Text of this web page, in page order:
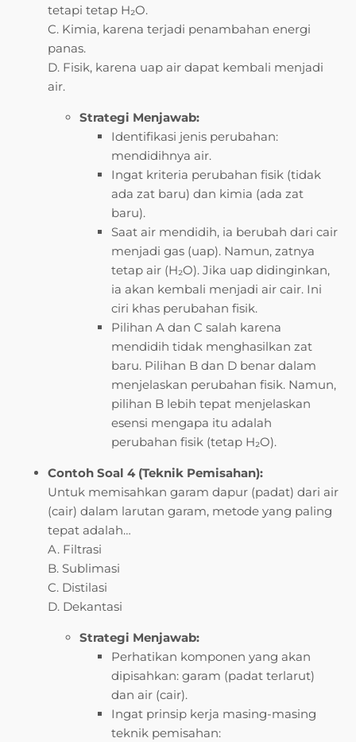
tetapi tetap H₂O.
C. Kimia, karena terjadi penambahan energi
panas.
D. Fisik, karena uap air dapat kembali menjadi
air.
Strategi Menjawab:
Identifikasi jenis perubahan:
mendidihnya air.
Ingat kriteria perubahan fisik (tidak
ada zat baru) dan kimia (ada zat
baru).
Saat air mendidih, ia berubah dari cair
menjadi gas (uap). Namun, zatnya
tetap air (H₂O). Jika uap didinginkan,
ia akan kembali menjadi air cair. Ini
ciri khas perubahan fisik.
Pilihan A dan C salah karena
mendidih tidak menghasilkan zat
baru. Pilihan B dan D benar dalam
menjelaskan perubahan fisik. Namun,
pilihan B lebih tepat menjelaskan
esensi mengapa itu adalah
perubahan fisik (tetap H₂O).
Contoh Soal 4 (Teknik Pemisahan):
Untuk memisahkan garam dapur (padat) dari air
(cair) dalam larutan garam, metode yang paling
tepat adalah…
A. Filtrasi
B. Sublimasi
C. Distilasi
D. Dekantasi
Strategi Menjawab:
Perhatikan komponen yang akan
dipisahkan: garam (padat terlarut)
dan air (cair).
Ingat prinsip kerja masing-masing
teknik pemisahan: